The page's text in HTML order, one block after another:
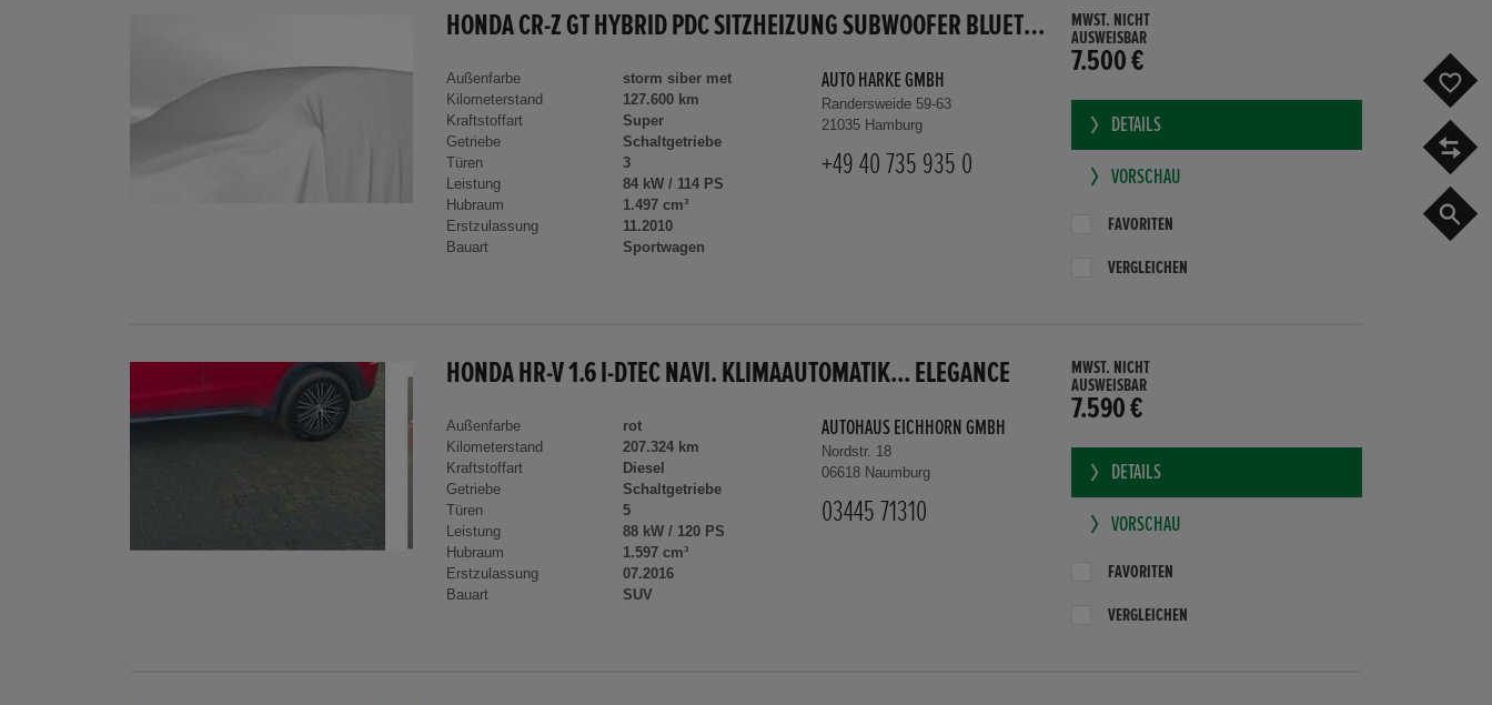
HONDA CR-Z GT HYBRID PDC SITZHEIZUNG SUBWOOFER BLUETOOTH
Außenfarbe
storm siber met
Kilometerstand
127.600 km
Kraftstoffart
Super
Getriebe
Schaltgetriebe
Türen
3
Leistung
84 kW / 114 PS
Hubraum
1.497 cm³
Erstzulassung
11.2010
Bauart
Sportwagen
AUTO HARKE GMBH
Randersweide 59-63
21035 Hamburg
+49 40 735 935 0
MWST. NICHT
AUSWEISBAR
7.500 €
DETAILS
VORSCHAU
FAVORITEN
VERGLEICHEN
HONDA HR-V 1.6 I-DTEC NAVI. KLIMAAUTOMATIK... ELEGANCE
Außenfarbe
rot
Kilometerstand
207.324 km
Kraftstoffart
Diesel
Getriebe
Schaltgetriebe
Türen
5
Leistung
88 kW / 120 PS
Hubraum
1.597 cm³
Erstzulassung
07.2016
Bauart
SUV
AUTOHAUS EICHHORN GMBH
Nordstr. 18
06618 Naumburg
03445 71310
MWST. NICHT
AUSWEISBAR
7.590 €
DETAILS
VORSCHAU
FAVORITEN
VERGLEICHEN